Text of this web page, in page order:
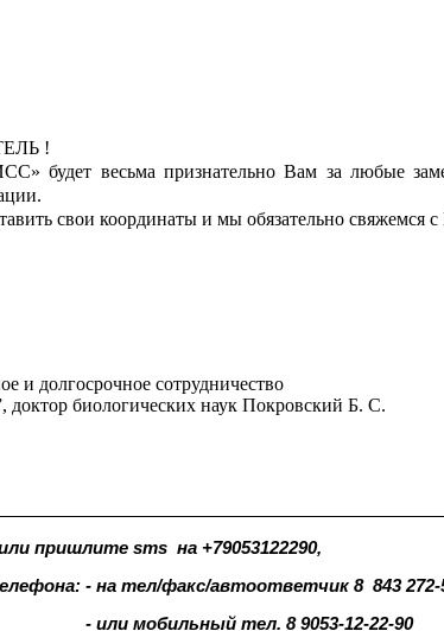
!
будет весьма признательно Вам за любые
свои координаты и мы обязательно свяжемся
и долгосрочное сотрудничество
биологических наук Покровский Б. С.
пришлите sms на +79053122290,
- на тел/факс/автоответчик 8 843 272-
- или мобильный тел. 8 9053-12-22-90